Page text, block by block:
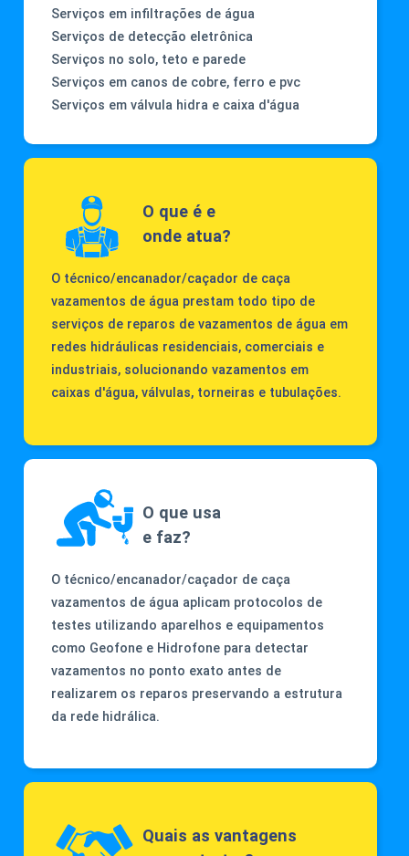
Serviços em infiltrações de água
Serviços de detecção eletrônica
Serviços no solo, teto e parede
Serviços em canos de cobre, ferro e pvc
Serviços em válvula hidra e caixa d'água
O que é e
onde atua?
O técnico/encanador/caçador de caça
vazamentos de água prestam todo tipo de
serviços de reparos de vazamentos de água em
redes hidráulicas residenciais, comerciais e
industriais, solucionando vazamentos em
caixas d'água, válvulas, torneiras e tubulações.
O que usa
e faz?
O técnico/encanador/caçador de caça
vazamentos de água aplicam protocolos de
testes utilizando aparelhos e equipamentos
como Geofone e Hidrofone para detectar
vazamentos no ponto exato antes de
realizarem os reparos preservando a estrutura
da rede hidrálica.
Quais as vantagens